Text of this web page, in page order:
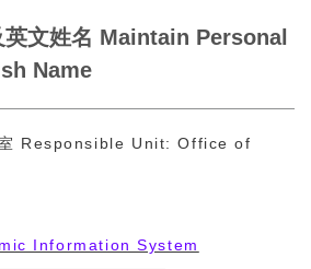
文姓名 Maintain Personal
Name
室 Responsible Unit: Office of
Information System